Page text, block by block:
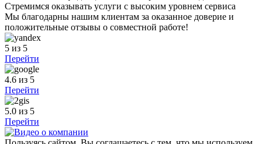
Стремимся оказывать услуги с высоким уровнем сервиса
Мы благодарны нашим клиентам за оказанное доверие и
положительные отзывы о совместной работе!
5 из 5
Перейти
4.6 из 5
Перейти
5.0 из 5
Перейти